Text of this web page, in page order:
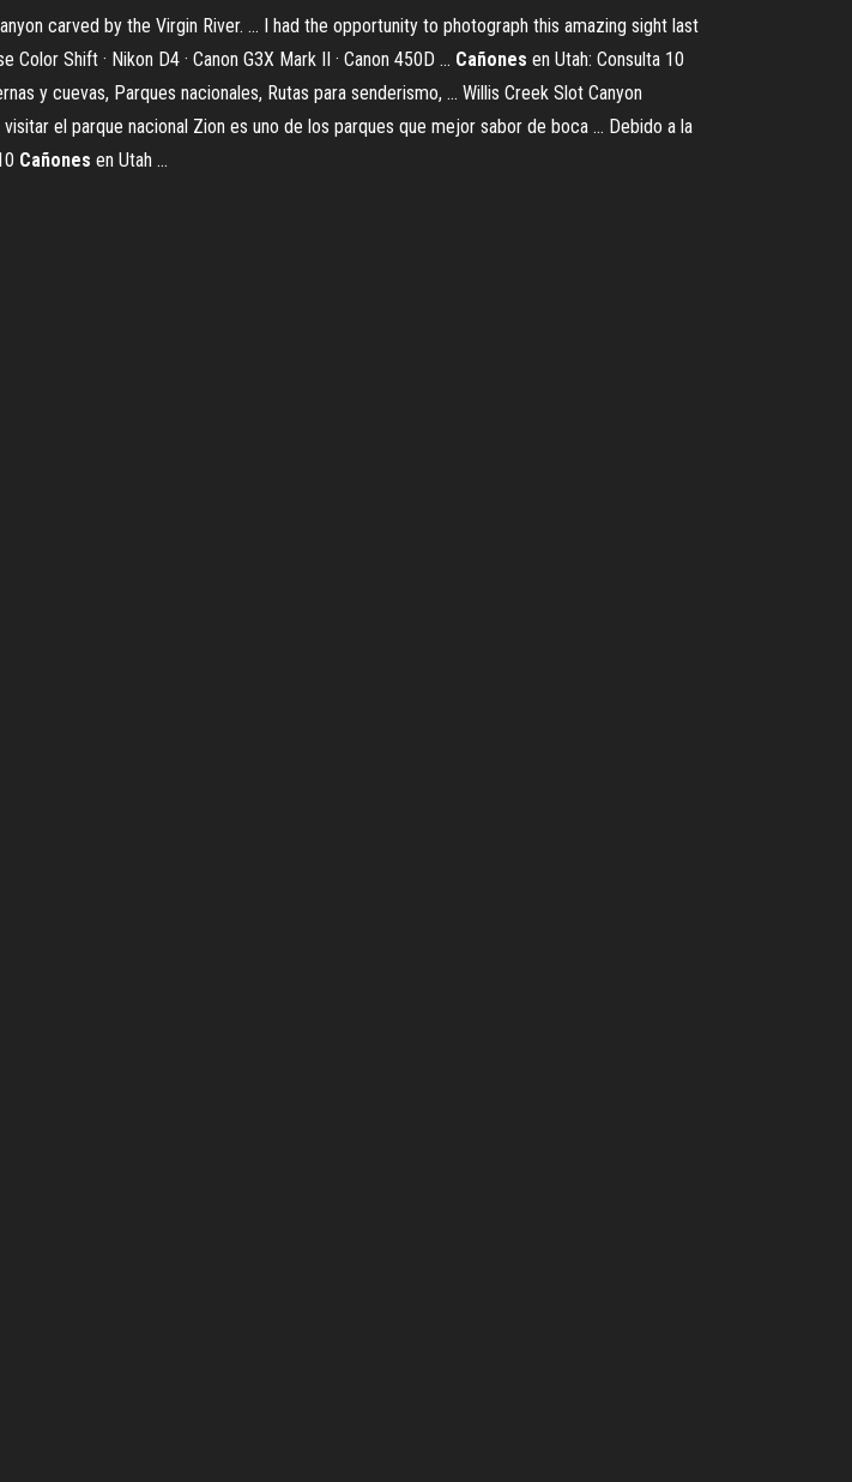
carved by the Virgin River. ... I had the opportunity to photograph this amazing sight last
Shift · Nikon D4 · Canon G3X Mark II · Canon 450D ... Cañones en Utah: Consulta 10
y cuevas, Parques nacionales, Rutas para senderismo, ... Willis Creek Slot Canyon
el parque nacional Zion es uno de los parques que mejor sabor de boca ... Debido a la
Cañones en Utah ...